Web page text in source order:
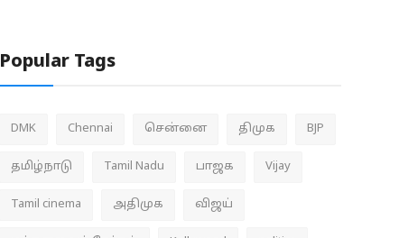
Popular Tags
DMK Chennai சென்னை திமுக BJP
தமிழ்நாடு Tamil Nadu பாஜக Vijay
Tamil cinema அதிமுக விஜய்